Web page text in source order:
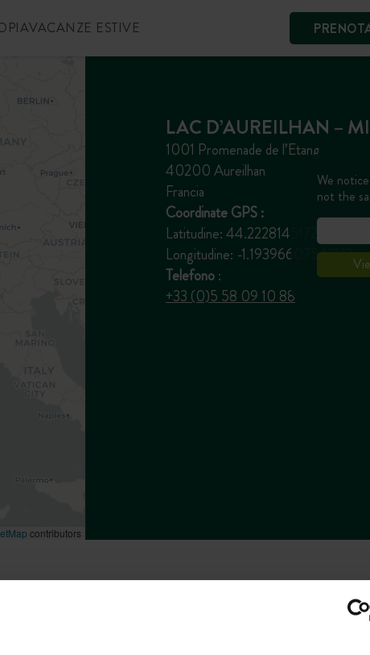
VACANZE ESTIVE
contributors
LAC D’AUREILHAN –
1001 Promenade de l’Etang
40200 Aureilhan
Francia
Coordinate GPS :
Latitudine: 44.222814517274855
Longitudine: -1.19396607541912
Telefono:
+33 (0)5 58 09 10 88
HUTTOPIA LAC
We
not the